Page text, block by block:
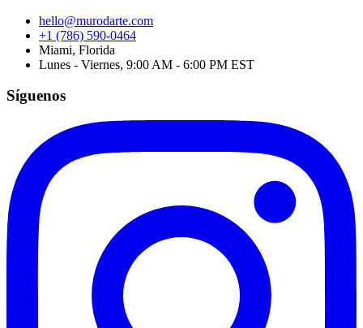
hello@murodarte.com
+1 (786) 590-0464
Miami, Florida
Lunes - Viernes, 9:00 AM - 6:00 PM EST
Síguenos